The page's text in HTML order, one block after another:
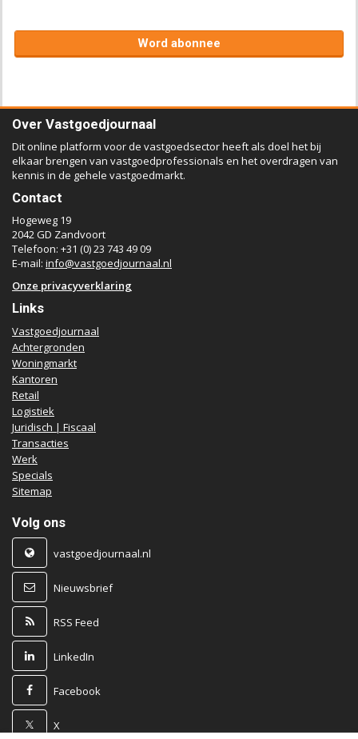
Word abonnee
Over Vastgoedjournaal
Dit online platform voor de vastgoedsector heeft als doel het bij
elkaar brengen van vastgoedprofessionals en het overdragen van
kennis in de gehele vastgoedmarkt.
Contact
Hogeweg 19
2042 GD Zandvoort
Telefoon: +31 (0) 23 743 49 09
E-mail: info@vastgoedjournaal.nl
Onze privacyverklaring
Links
Vastgoedjournaal
Achtergronden
Woningmarkt
Kantoren
Retail
Logistiek
Juridisch | Fiscaal
Transacties
Werk
Specials
Sitemap
Volg ons
vastgoedjournaal.nl
Nieuwsbrief
RSS Feed
LinkedIn
Facebook
X